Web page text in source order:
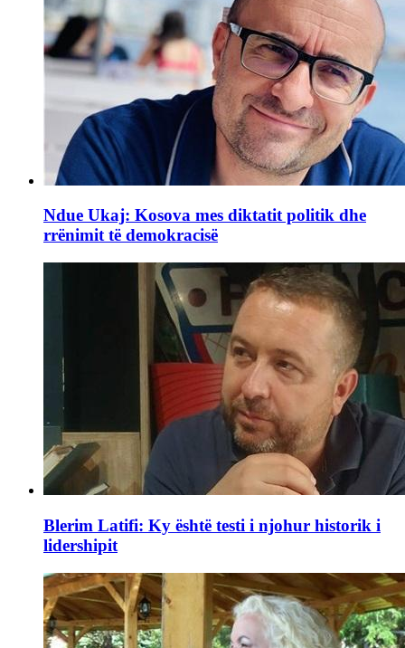
Ndue Ukaj: Kosova mes diktatit politik dhe
rrënimit të demokracisë
Blerim Latifi: Ky është testi i njohur historik i
lidershipit